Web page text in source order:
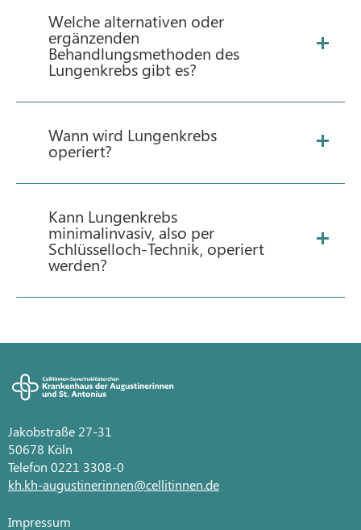
Welche alternativen oder
ergänzenden
Behandlungsmethoden des
Lungenkrebs gibt es?
Wann wird Lungenkrebs
operiert?
Kann Lungenkrebs
minimalinvasiv, also per
Schlüsselloch-Technik, operiert
werden?
Jakobstraße 27-31
50678 Köln
Telefon 0221 3308-0
kh.kh-augustinerinnen@cellitinnen.de
Impressum